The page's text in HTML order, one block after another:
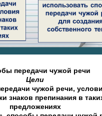
передачи чужой речи
Цели
чужой речи,
знаков препинания в
предложениях